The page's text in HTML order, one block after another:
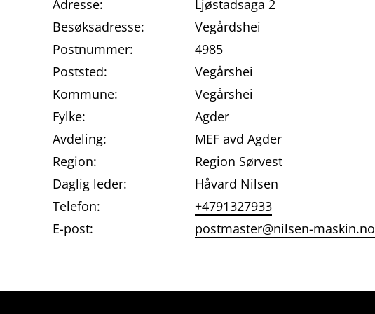
Adresse:
Ljøstadsaga 2
Besøksadresse:
Vegårdshei
Postnummer:
4985
Poststed:
Vegårshei
Kommune:
Vegårshei
Fylke:
Agder
Avdeling:
MEF avd Agder
Region:
Region Sørvest
Daglig leder:
Håvard Nilsen
Telefon:
+4791327933
E-post:
postmaster@nilsen-maskin.no